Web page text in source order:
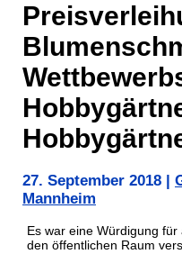
27. September 2018
Mannheim
Es war eine Würdigung
den öffentlichen Raum